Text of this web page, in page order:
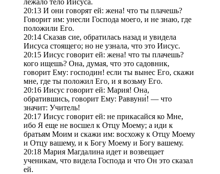
20:13 И они говорят ей: жена! что ты плачешь?
Говорит им: унесли Господа моего, и не знаю, где
положили Его.
20:14 Сказав сие, обратилась назад и увидела
Иисуса стоящего; но не узнала, что это Иисус.
20:15 Иисус говорит ей: жена! что ты плачешь?
кого ищешь? Она, думая, что это садовник,
говорит Ему: господин! если ты вынес Его, скажи
мне, где ты положил Его, и я возьму Его.
20:16 Иисус говорит ей: Мария! Она,
обратившись, говорит Ему: Раввуни́! — что
значит: Учитель!
20:17 Иисус говорит ей: не прикасайся ко Мне,
ибо Я еще не восшел к Отцу Моему; а иди к
братьям Моим и скажи им: восхожу к Отцу Моему
и Отцу вашему, и к Богу Моему и Богу вашему.
20:18 Мария Магдалина идет и возвещает
ученикам, что видела Господа и что Он это сказал
ей.